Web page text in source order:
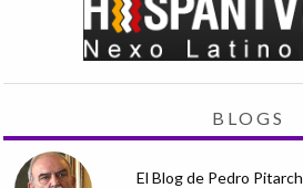
BLOGS
El Blog de Pedro Pitarch